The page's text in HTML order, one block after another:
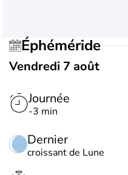
Éphéméride
Vendredi 7 août
Journée
-3 min
Dernier
croissant de Lune